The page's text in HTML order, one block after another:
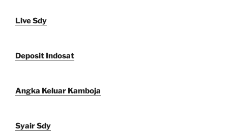
Live Sdy
Deposit Indosat
Angka Keluar Kamboja
Syair Sdy